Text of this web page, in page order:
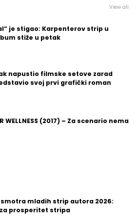
View all
je stigao: Karpenterov strip u
stiže u petak
napustio filmske setove zarad
svoj prvi grafički roman
WELLNESS (2017) – Za scenario nema
mladih strip autora 2026:
prosperitet stripa